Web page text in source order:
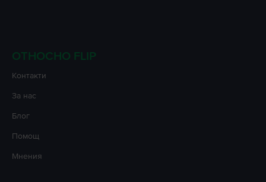
ОТНОСНО FLIP
Контакти
За нас
Блог
Помощ
Мнения